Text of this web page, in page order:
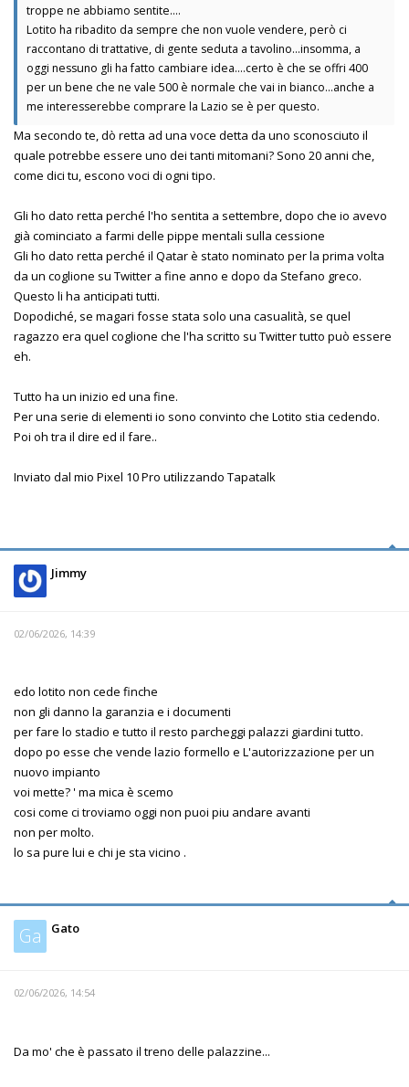
troppe ne abbiamo sentite….
Lotito ha ribadito da sempre che non vuole vendere, però ci
raccontano di trattative, di gente seduta a tavolino…insomma, a
oggi nessuno gli ha fatto cambiare idea….certo è che se offri 400
per un bene che ne vale 500 è normale che vai in bianco…anche a
me interesserebbe comprare la Lazio se è per questo.
Ma secondo te, dò retta ad una voce detta da uno sconosciuto il
quale potrebbe essere uno dei tanti mitomani? Sono 20 anni che,
come dici tu, escono voci di ogni tipo.
Gli ho dato retta perché l'ho sentita a settembre, dopo che io avevo
già cominciato a farmi delle pippe mentali sulla cessione
Gli ho dato retta perché il Qatar è stato nominato per la prima volta
da un coglione su Twitter a fine anno e dopo da Stefano greco.
Questo li ha anticipati tutti.
Dopodiché, se magari fosse stata solo una casualità, se quel
ragazzo era quel coglione che l'ha scritto su Twitter tutto può essere
eh.
Tutto ha un inizio ed una fine.
Per una serie di elementi io sono convinto che Lotito stia cedendo.
Poi oh tra il dire ed il fare..
Inviato dal mio Pixel 10 Pro utilizzando Tapatalk
Jimmy
02/06/2026, 14:39
edo lotito non cede finche
non gli danno la garanzia e i documenti
per fare lo stadio e tutto il resto parcheggi palazzi giardini tutto.
dopo po esse che vende lazio formello e L'autorizzazione per un
nuovo impianto
voi mette? ' ma mica è scemo
cosi come ci troviamo oggi non puoi piu andare avanti
non per molto.
lo sa pure lui e chi je sta vicino .
Ga Gato
02/06/2026, 14:54
Da mo' che è passato il treno delle palazzine...